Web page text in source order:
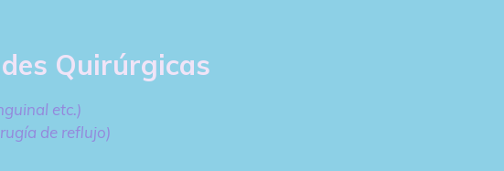
Quirúrgicas
etc.)
de reflujo)